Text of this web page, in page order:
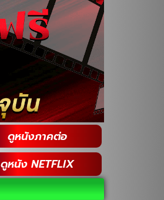
ดูหนังภาคต่อ
ดูหนัง NETFLIX